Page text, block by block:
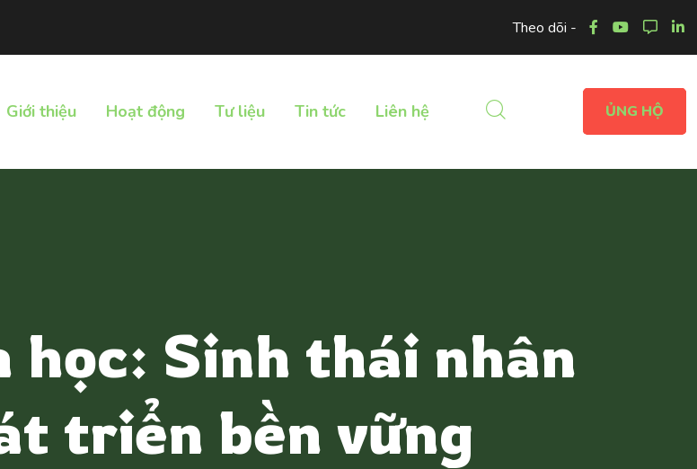
Theo dõi -
Giới thiệu Hoạt động Tư liệu Tin tức Liên hệ ỦNG HỘ
học: Sinh thái nhân
triển bền vững